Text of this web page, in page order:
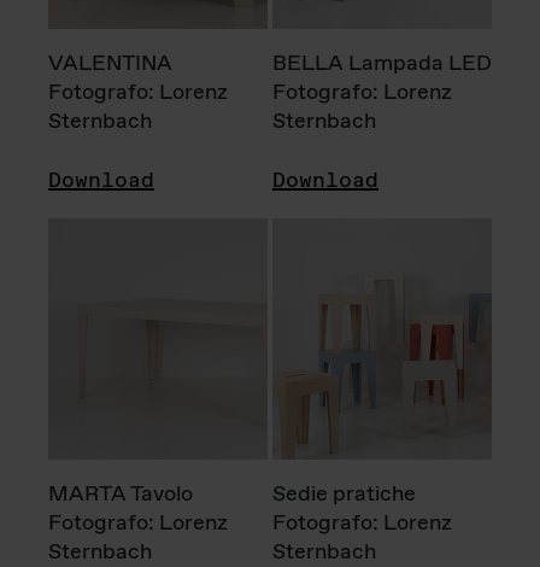
VALENTINA
Fotografo: Lorenz
Sternbach
Download
BELLA Lampada LED
Fotografo: Lorenz
Sternbach
Download
MARTA Tavolo
Fotografo: Lorenz
Sternbach
Sedie pratiche
Fotografo: Lorenz
Sternbach